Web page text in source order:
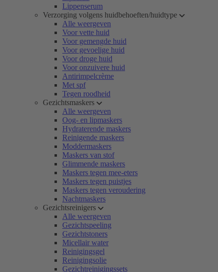
Lippenserum
Verzorging volgens huidbehoeften/huidtype
Alle weergeven
Voor vette huid
Voor gemengde huid
Voor gevoelige huid
Voor droge huid
Voor onzuivere huid
Antirimpelcrème
Met spf
Tegen roodheid
Gezichtsmaskers
Alle weergeven
Oog- en lipmaskers
Hydraterende maskers
Reinigende maskers
Moddermaskers
Maskers van stof
Glimmende maskers
Maskers tegen mee-eters
Maskers tegen puistjes
Maskers tegen veroudering
Nachtmaskers
Gezichtsreinigers
Alle weergeven
Gezichtspeeling
Gezichtstoners
Micellair water
Reinigingsgel
Reinigingsolie
Gezichtreinigingssets